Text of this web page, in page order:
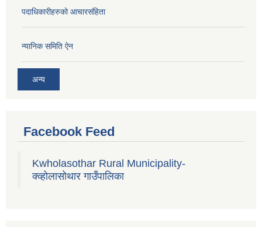
पदाधिकारीहरुको आचारसंहिता
न्यानिक समिति ऐन
अन्य
Facebook Feed
Kwholasothar Rural Municipality-
क्व्होलासोथार गाउँपालिका